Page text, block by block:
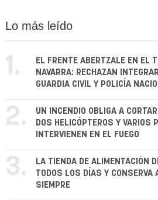
Lo más leído
1.
EL FRENTE ABERTZALE EN EL
NAVARRA: RECHAZAN
GUARDIA CIVIL Y POLICÍA
2.
UN INCENDIO OBLIGA A
DOS HELICÓPTEROS Y VARIOS
INTERVIENEN EN EL FUEGO
3.
LA TIENDA DE ALIMENTACIÓN
TODOS LOS DÍAS Y CONSERVA
SIEMPRE